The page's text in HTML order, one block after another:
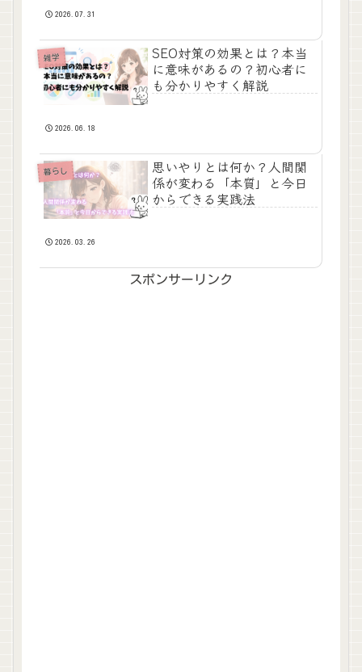
2026.07.31
雑学
SEO対策の効果とは？本当
に意味があるの？初心者に
も分かりやすく解説
2026.06.18
暮らし
思いやりとは何か？人間関
係が変わる「本質」と今日
からできる実践法
2026.03.26
スポンサーリンク